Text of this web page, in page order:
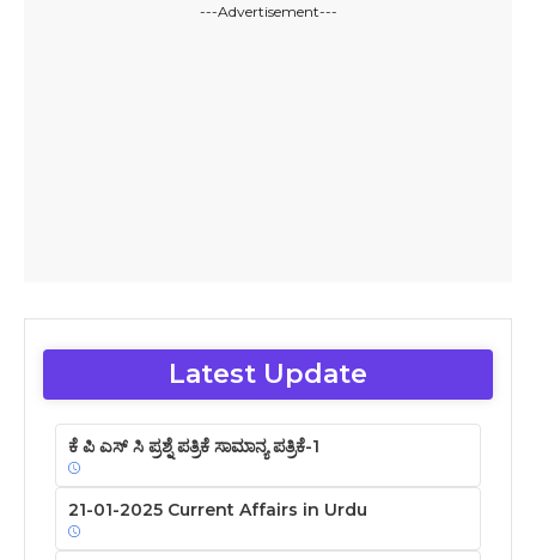
---Advertisement---
Latest Update
ಕೆ ಪಿ ಎಸ್ ಸಿ ಪ್ರಶ್ನೆ ಪತ್ರಿಕೆ ಸಾಮಾನ್ಯ ಪತ್ರಿಕೆ-1
21-01-2025 Current Affairs in Urdu